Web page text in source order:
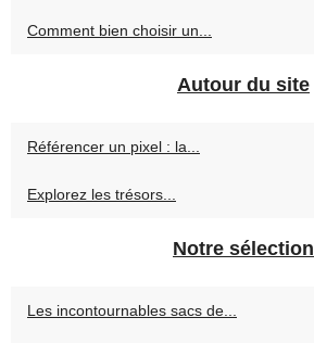
Comment bien choisir un...
Autour du site
Référencer un pixel : la...
Explorez les trésors...
Notre sélection
Les incontournables sacs de...